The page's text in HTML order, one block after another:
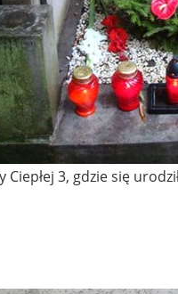
3, gdzie się